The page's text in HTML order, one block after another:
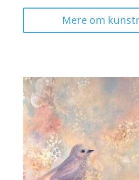
Mere om